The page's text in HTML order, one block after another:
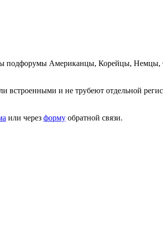
подфорумы Американцы, Корейцы,
и не трубеют отдельной
или через форму обратной связи.